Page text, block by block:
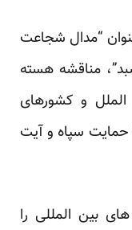
“مدال شجاعت
مناقشه هسته
و کشورهای
حمایت سپاه و آیت
بین المللی را